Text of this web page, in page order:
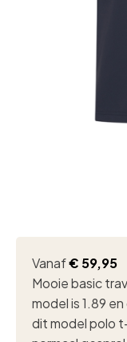
Vanaf€ 59,95
Mooie basic
model is 1.89
dit model polo